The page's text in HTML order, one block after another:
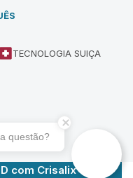
com Crisalix
TECNOLOGIA SUIÇA
questão?